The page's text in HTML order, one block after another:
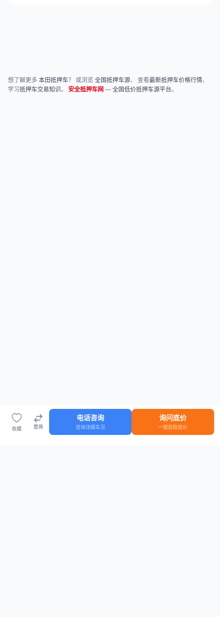
收藏 置换
电话咨询
咨询详细车况
询问底价
一键获取底价
想了解更多 本田抵押车？ 或浏览 全国抵押车源、 查看最新抵押车价格行情、
学习抵押车交易知识。 安全抵押车网 — 全国低价抵押车源平台。
车源 知识 登录